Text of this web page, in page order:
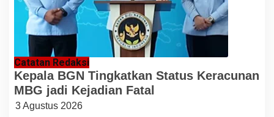
Catatan Redaksi
Kepala BGN Tingkatkan Status Keracunan
MBG jadi Kejadian Fatal
3 Agustus 2026